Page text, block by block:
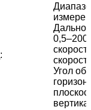
:
Угол